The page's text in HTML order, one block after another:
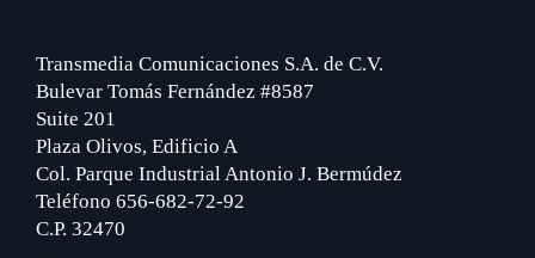
Transmedia Comunicaciones S.A. de C.V.
Bulevar Tomás Fernández #8587
Suite 201
Plaza Olivos, Edificio A
Col. Parque Industrial Antonio J. Bermúdez
Teléfono 656-682-72-92
C.P. 32470